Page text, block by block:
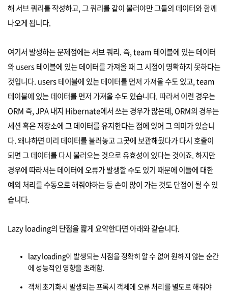
해 서브 쿼리를 작성하고, 그 쿼리를 같이 불러야만 그들의 데이터와 함꼐
나오게 됩니다.
여기서 발생하는 문제점에는 서브 쿼리. 즉, team 테이블에 있는 데이터
와 users 테이블에 있는 데이터를 가져올 때 그 시점이 명확하지 못하다는
것입니다. users 테이블에 있는 데이터를 먼저 가져올 수도 있고, team
테이블에 있는 데이터를 먼저 가져올 수도 있습니다. 따라서 이런 경우는
ORM 즉, JPA 내지 Hibernate에서 쓰는 경우가 많은데, ORM의 경우는
세션 혹은 저장소에 그 데이터를 유지한다는 점에 있어 그 의미가 있습니
다. 왜냐하면 미리 데이터를 불러놓고 그곳에 보관해뒀다가 다시 호출이
되면 그 데이터를 다시 불러오는 것으로 유효성이 있다는 것이죠. 하지만
경우에 따라서는 데이터에 오류가 발생할 수도 있기 때문에 이들에 대한
예외 처리를 수동으로 해줘야하는 등 손이 많이 가는 것도 단점이 될 수 있
습니다.
Lazy loading의 단점을 짧게 요약한다면 아래와 같습니다.
lazy loading이 발생되는 시점을 정확히 알 수 없어 원하지 않는 순간
에 성능적인 영향을 초래함.
객체 초기화시 발생되는 프록시 객체에 오류 처리를 별도로 해줘야